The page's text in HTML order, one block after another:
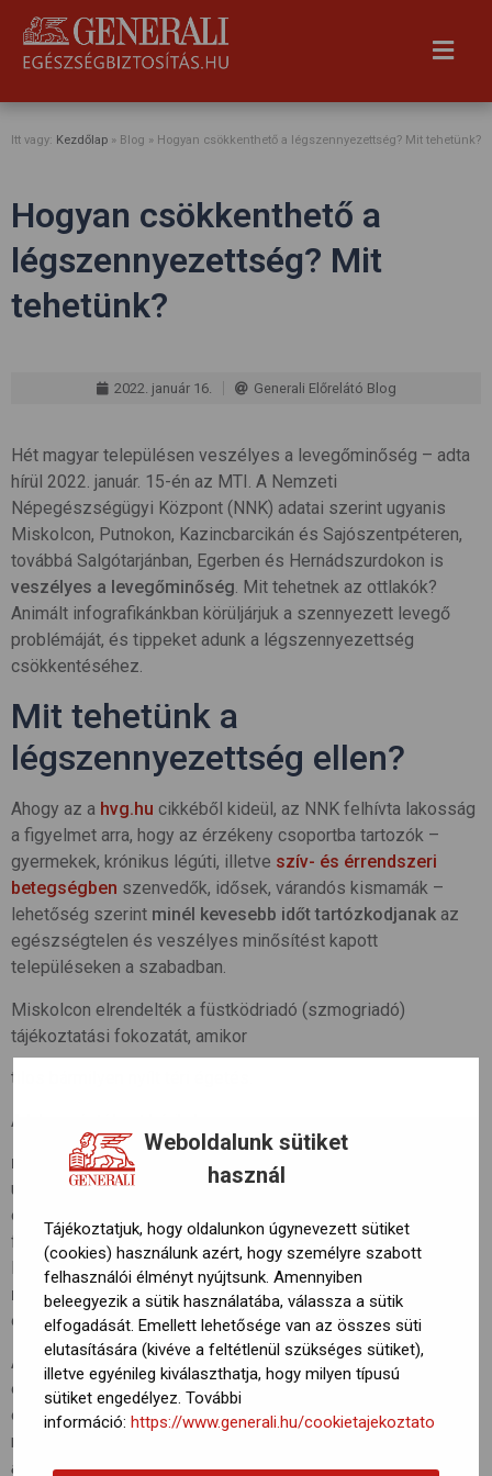
Weboldalunk sütiket
használ
Tájékoztatjuk, hogy oldalunkon úgynevezett sütiket
(cookies) használunk azért, hogy személyre szabott
felhasználói élményt nyújtsunk. Amennyiben
beleegyezik a sütik használatába, válassza a sütik
elfogadását. Emellett lehetősége van az összes süti
elutasítására (kivéve a feltétlenül szükséges sütiket),
illetve egyénileg kiválaszthatja, hogy milyen típusú
sütiket engedélyez. További
információ: https://www.generali.hu/cookietajekoztato
Itt vagy: Kezdőlap » Blog » Hogyan csökkenthető a légszennyezettség? Mit tehetünk?
Hogyan csökkenthető a
légszennyezettség? Mit
tehetünk?
2022. január 16. Generali Előrelátó Blog
Hét magyar településen veszélyes a levegőminőség – adta
hírül 2022. január. 15-én az MTI. A Nemzeti
Népegészségügyi Központ (NNK) adatai szerint ugyanis
Miskolcon, Putnokon, Kazincbarcikán és Sajószentpéteren,
továbbá Salgótarjánban, Egerben és Hernádszurdokon is
veszélyes a levegőminőség. Mit tehetnek az ottlakók?
Animált infografikánkban körüljárjuk a szennyezett levegő
problémáját, és tippeket adunk a légszennyezettség
csökkentéséhez.
Mit tehetünk a
légszennyezettség ellen?
Ahogy az a hvg.hu cikkéből kideül, az NNK felhívta lakosság
a figyelmet arra, hogy az érzékeny csoportba tartozók –
gyermekek, krónikus légúti, illetve szív- és érrendszeri
betegségben szenvedők, idősek, várandós kismamák –
lehetőség szerint minél kevesebb időt tartózkodjanak az
egészségtelen és veszélyes minősítést kapott
településeken a szabadban.
Miskolcon elrendelték a füstködriadó (szmogriadó)
tájékoztatási fokozatát, amikor
tilos bármilyen nyílt téri égetés.
A lakosságtól azt kérik, hogy
ne használjanak személyautót
(főleg a dízelüzeműeket),
utazzanak közösségi közlekedéssel,
és mérsékeljék a szilárd (szén-, fa-) és olajtüzelésű
fűtőberendezések használatát.
Ha van lehetőség gázfűtésre, inkább azt használják,
ne égessenek hulladékot, műanyagokat,
és kerüljék a porképződéssel járó tevékenységeket.
Az Országos Meteorológiai Szolgálat légszennyezettségi
előrejelzésében korábban arra figyelmetetett, hogy az
északkeleti országrészben várhatóan továbbra is rossz
marad a levegő minősége.
átlagban nagy területen meghaladja az egészségügyi